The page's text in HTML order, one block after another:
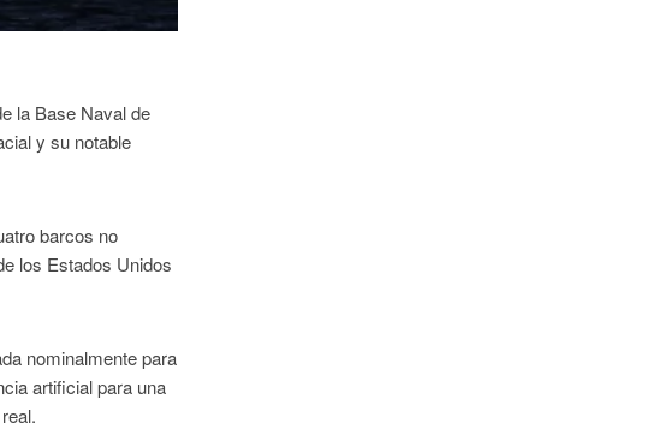
la Base Naval de
y su notable
barcos no
los Estados Unidos
nominalmente para
artificial para una